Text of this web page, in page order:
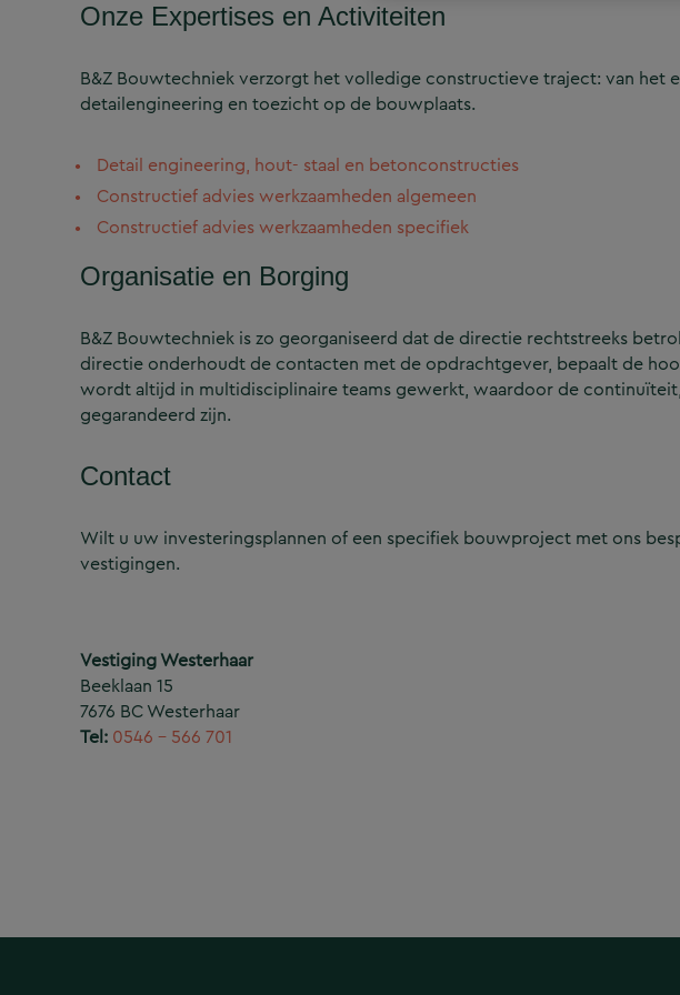
Onze Expertises en Activiteiten
B&Z Bouwtechniek verzorgt het volledige constructieve traject: van het
detailengineering en toezicht op de bouwplaats.
Detail engineering, hout- staal en betonconstructies
Constructief advies werkzaamheden algemeen
Constructief advies werkzaamheden specifiek
Organisatie en Borging
B&Z Bouwtechniek is zo georganiseerd dat de directie rechtstreeks
directie onderhoudt de contacten met de opdrachtgever, bepaalt de
wordt altijd in multidisciplinaire teams gewerkt, waardoor de
gegarandeerd zijn.
Contact
Wilt u uw investeringsplannen of een specifiek bouwproject met ons
vestigingen.
Vestiging Westerhaar
Beeklaan 15
7676 BC Westerhaar
Tel: 0546 – 566 701